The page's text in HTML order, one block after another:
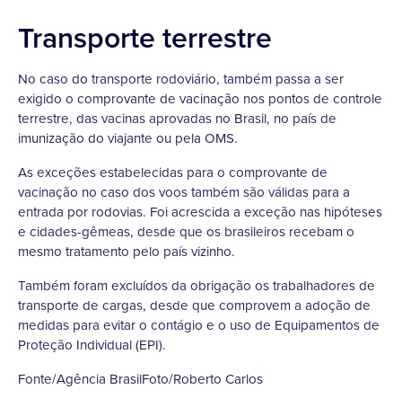
Transporte terrestre
No caso do transporte rodoviário, também passa a ser
exigido o comprovante de vacinação nos pontos de controle
terrestre, das vacinas aprovadas no Brasil, no país de
imunização do viajante ou pela OMS.
As exceções estabelecidas para o comprovante de
vacinação no caso dos voos também são válidas para a
entrada por rodovias. Foi acrescida a exceção nas hipóteses
e cidades-gêmeas, desde que os brasileiros recebam o
mesmo tratamento pelo país vizinho.
Também foram excluídos da obrigação os trabalhadores de
transporte de cargas, desde que comprovem a adoção de
medidas para evitar o contágio e o uso de Equipamentos de
Proteção Individual (EPI).
Fonte/Agência BrasilFoto/Roberto Carlos